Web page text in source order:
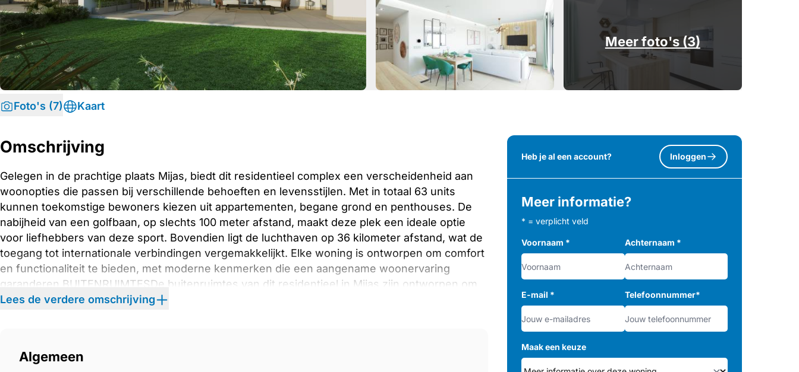
Meer foto's (3)
Foto's (7) Kaart
Omschrijving
Gelegen in de prachtige plaats Mijas, biedt dit residentieel complex een verscheidenheid aan
woonopties die passen bij verschillende behoeften en levensstijlen. Met in totaal 63 units
kunnen toekomstige bewoners kiezen uit appartementen, begane grond en penthouses. De
nabijheid van een golfbaan, op slechts 100 meter afstand, maakt deze plek een ideale optie
voor liefhebbers van deze sport. Bovendien ligt de luchthaven op 36 kilometer afstand, wat de
toegang tot internationale verbindingen vergemakkelijkt. Elke woning is ontworpen om comfort
en functionaliteit te bieden, met moderne kenmerken die een aangename woonervaring
garanderen.BUITENRUIMTESDe buitenruimtes van dit residentieel in Mijas zijn ontworpen om
optimaal te genieten van het mediterrane klimaat. De woningen beschikken over
of ontspanningsmomenten. De nabijheid van de golfbaan voegt een extra aantrekkingskracht
Lees de verdere omschrijving
Algemeen
Heb je al een account? Inloggen
Meer informatie?
* = verplicht veld
Voornaam * Achternaam *
E-mail * Telefoonnummer*
Maak een keuze